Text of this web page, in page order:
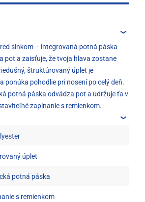
slnkom – integrovaná potná páska
pot a zaisťuje, že tvoja hlava zostane
štruktúrovaný úplet je
ponúka pohodlie pri nosení po celý deň.
potná páska odvádza pot a udržuje ťa v
zapínanie s remienkom.
úplet
potná páska
s remienkom